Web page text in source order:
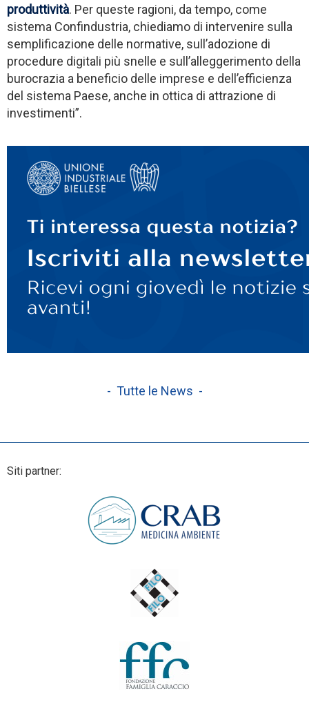
produttività. Per queste ragioni, da tempo, come
sistema Confindustria, chiediamo di intervenire sulla
semplificazione delle normative, sull’adozione di
procedure digitali più snelle e sull’alleggerimento della
burocrazia a beneficio delle imprese e dell’efficienza
del sistema Paese, anche in ottica di attrazione di
investimenti”.
- Tutte le News -
Siti partner: